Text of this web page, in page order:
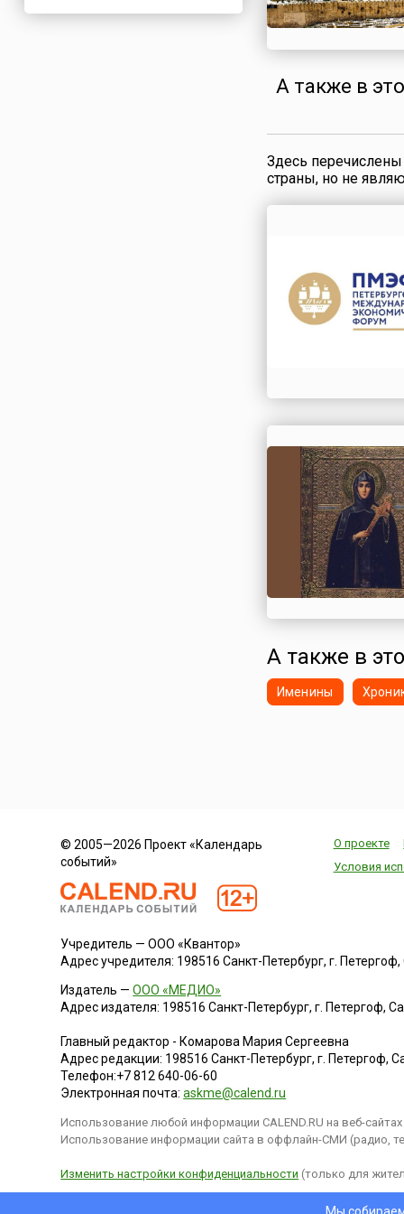
Эстония
Южная Корея
Ямайка
Япония
А также в
Здесь
страны, но не
А также в
Именины
© 2005—2026 Проект «Календарь
событий»
О проекте
Условия
Учредитель — ООО «Квантор»
Адрес учредителя: 198516 Санкт-Петербург, г.
Издатель —ООО «МЕДИО»
Адрес издателя: 198516 Санкт-Петербург, г. Петергоф,
Главный редактор - Комарова Мария Сергеевна
Адрес редакции: 198516 Санкт-Петербург, г. Петергоф,
Телефон:+7 812 640-06-60
Электронная почта:askme@calend.ru
Использование любой информации CALEND.RU на веб-
Использование информации сайта в оффлайн-СМИ (радио,
Изменить настройки конфиденциальности (только для
Мы